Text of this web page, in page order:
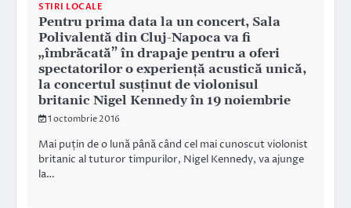
STIRI LOCALE
Pentru prima data la un concert, Sala
Polivalentă din Cluj-Napoca va fi
„îmbrăcată” în drapaje pentru a oferi
spectatorilor o experiență acustică unică,
la concertul susținut de violonisul
britanic Nigel Kennedy în 19 noiembrie
1 octombrie 2016
Mai puțin de o lună până când cel mai cunoscut violonist
britanic al tuturor timpurilor, Nigel Kennedy, va ajunge
la…